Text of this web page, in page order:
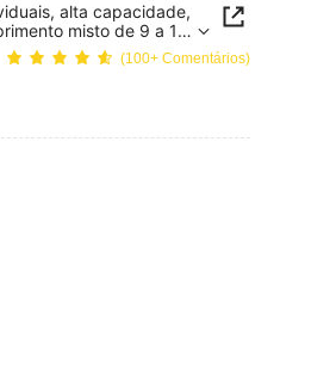
alta capacidade,
misto de 9 a 16
extensão de cílios
individuais.
(100+ Comentários)